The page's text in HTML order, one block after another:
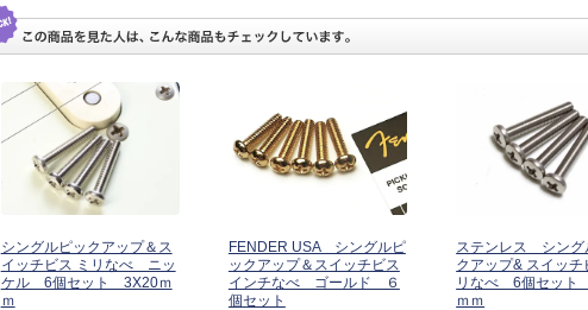
シングルピックアップ＆ス
イッチビス ミリなべ ニッ
ケル 6個セット 3X20ｍ
ｍ
FENDER USA シングルピ
ックアップ＆スイッチビス
インチなべ ゴールド ６
個セット
ステンレス シング
クアップ& スイッチ
リなべ 6個セッ
ｍｍ